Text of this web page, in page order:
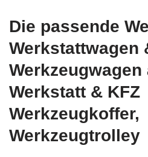
Die passende
Werkstattwagen
Werkzeugwagen
Werkstatt & KFZ
Werkzeugkoffer,
Werkzeugtrolley